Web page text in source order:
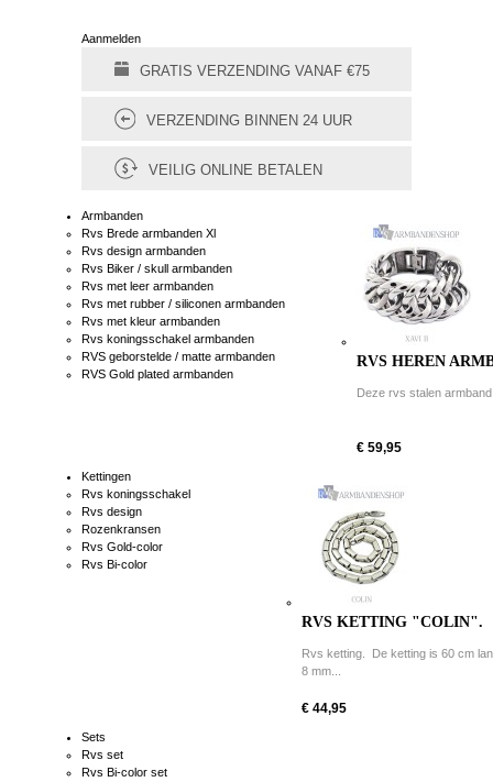
Aanmelden
GRATIS VERZENDING VANAF €75
VERZENDING BINNEN 24 UUR
VEILIG ONLINE BETALEN
Armbanden
Rvs Brede armbanden Xl
Rvs design armbanden
Rvs Biker / skull armbanden
Rvs met leer armbanden
Rvs met rubber / siliconen armbanden
Rvs met kleur armbanden
Rvs koningsschakel armbanden
RVS geborstelde / matte armbanden
RVS Gold plated armbanden
RVS HEREN
Deze rvs stalen
€ 59,95
Kettingen
Rvs koningsschakel
Rvs design
Rozenkransen
Rvs Gold-color
Rvs Bi-color
RVS KETTING "COLIN".
Rvs ketting. De ketting is 60 cm
8 mm...
€ 44,95
Sets
Rvs set
Rvs Bi-color set